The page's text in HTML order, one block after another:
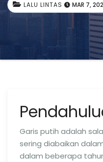
LALU LINTAS MAR 7,
Garis putih adalah
sering diabaikan
dalam beberapa